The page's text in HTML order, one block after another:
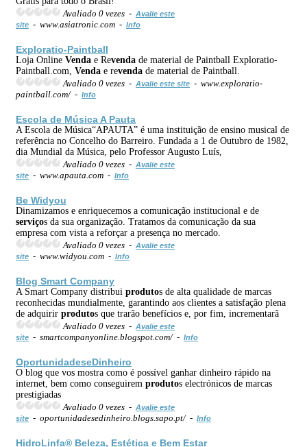
Avaliado 0 vezes - Avalie este
site - www.asiatronic.com - Info
Exploratio-Paintball
Loja Online Venda e Revenda de material de Paintball Exploratio-
Paintball.com, Venda e revenda de material de Paintball.
Avaliado 0 vezes - Avalie este site - www.exploratio-
paintball.com/ - Info
Escola de Música A Pauta
A Escola de Música“APAUTA” é uma instituição de ensino musical de
referência no Concelho do Barreiro. Fundada a 1 de Outubro de 1982,
dia Mundial da Música, pelo Professor Augusto Luís,
Avaliado 0 vezes - Avalie este
site - www.apauta.com - Info
Be Widyou
Dinamizamos e enriquecemos a comunicação institucional e de
serviços da sua organização. Tratamos da comunicação da sua
empresa com vista a reforçar a presença no mercado.
Avaliado 0 vezes - Avalie este
site - www.widyou.com - Info
Blog Smart Company
A Smart Company distribui produtos de alta qualidade de marcas
reconhecidas mundialmente, garantindo aos clientes a satisfação plena
de adquirir produtos que trarão benefícios e, por fim, incrementarã
Avaliado 0 vezes - Avalie este
site - smartcompanyonline.blogspot.com/ - Info
OportunidadeseDinheiro
O blog que vos mostra como é possível ganhar dinheiro rápido na
internet, bem como conseguirem produtos electrónicos de marcas
prestigiadas
Avaliado 0 vezes - Avalie este
site - oportunidadesedinheiro.blogs.sapo.pt/ - Info
HidroLinfa® Beleza, Estética e Bem Estar